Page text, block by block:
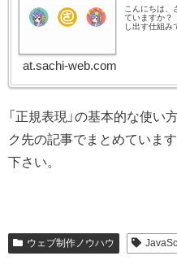
こんにちは、
ていますか？
し出す仕組み
at.sachi-web.com
「正規表現」の基本的な使
ク先の記事でまとめていま
下さい。
ウェブ制作ノウハウ